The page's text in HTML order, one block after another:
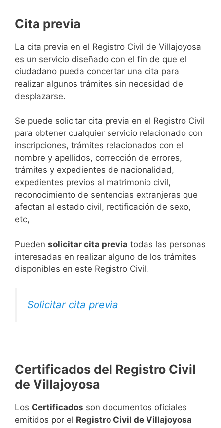
Cita previa
​​​​​​​​​​​​​​​​​​​​​​​​​​​​La cita previa en el Registro Civil de Villajoyosa
es un servicio diseñado con el fin de que el
ciudadano pueda concertar una cita para
realizar algunos trámites sin necesidad de
desplazarse.​
Se puede solicitar cita previa en el Registro Civil
para obtener cualquier servicio relacionado con
inscripciones, trámites relacionados con el
nombre y apellidos, corrección de errores,
trámites y expedientes de nacionalidad,
expedientes previos al matrimonio civil,
reconocimiento de sentencias extranjeras que
afectan al estado civil, rectificación de sexo,
etc,
​Pueden solicitar cita previa todas las personas
interesadas en realizar alguno de los trámites
disponibles en este Registro Civil.​
Solicitar cita previa
Certificados del Registro Civil
de Villajoyosa
Los Certificados son documentos oficiales
emitidos por el Registro Civil de Villajoyosa